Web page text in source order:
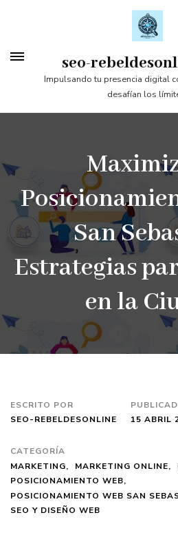
contenido
(presiona
seo-
Impulsando tu presencia digital
desafían los
San
Estrategias
en la
ESCRITO POR
SEO-REBELDESONLINE
15 ABRIL
CATEGORÍA
MARKETING
MARKETING ONLINE
POSICIONAMIENTO WEB
POSICIONAMIENTO WEB SAN
SEO Y DISEÑO WEB